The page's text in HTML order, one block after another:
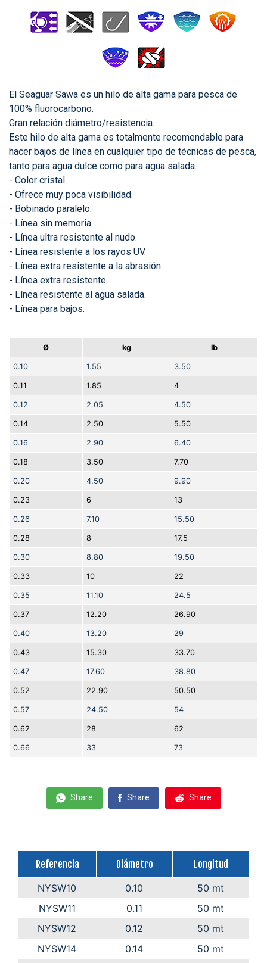
El Seaguar Sawa es un hilo de alta gama para pesca de
100% fluorocarbono.
Gran relación diámetro/resistencia.
Este hilo de alta gama es totalmente recomendable para
hacer bajos de línea en cualquier tipo de técnicas de pesca,
tanto para agua dulce como para agua salada.
- Color cristal.
- Ofrece muy poca visibilidad.
- Bobinado paralelo.
- Línea sin memoria.
- Línea ultra resistente al nudo.
- Línea resistente a los rayos UV.
- Línea extra resistente a la abrasión.
- Línea extra resistente.
- Línea resistente al agua salada.
- Línea para bajos.
Ø kg lb
0.10 1.55 3.50
0.11 1.85 4
0.12 2.05 4.50
0.14 2.50 5.50
0.16 2.90 6.40
0.18 3.50 7.70
0.20 4.50 9.90
0.23 6 13
0.26 7.10 15.50
0.28 8 17.5
0.30 8.80 19.50
0.33 10 22
0.35 11.10 24.5
0.37 12.20 26.90
0.40 13.20 29
0.43 15.30 33.70
0.47 17.60 38.80
0.52 22.90 50.50
0.57 24.50 54
0.62 28 62
0.66 33 73
Share Share Share
Referencia Diámetro
Longitud
NYSW10
0.10
50 mt
NYSW11
0.11
50 mt
NYSW12
0.12
50 mt
NYSW14
0.14
50 mt